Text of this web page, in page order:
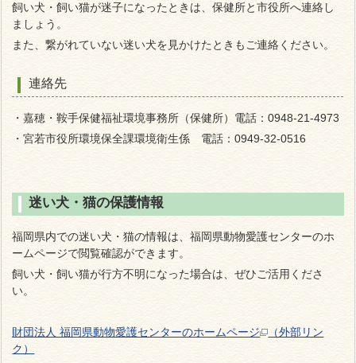
飼い犬・飼い猫が迷子になったときは、保健所と市役所へ連絡し
ましょう。
また、繋がれていない迷い犬を見かけたときもご連絡ください。
連絡先
・嘉穂・鞍手保健福祉環境事務所（保健所）電話：0948-21-4973
・宮若市役所環境保全課環境衛生係 電話：0949-32-0516
迷い犬・猫の保護情報
福岡県内での迷い犬・猫の情報は、福岡県動物愛護センターのホ
ームページで閲覧確認ができます。
飼い犬・飼い猫が行方不明になった場合は、ぜひご活用くださ
い。
財団法人 福岡県動物愛護センターのホームページ
（外部リン
ク）